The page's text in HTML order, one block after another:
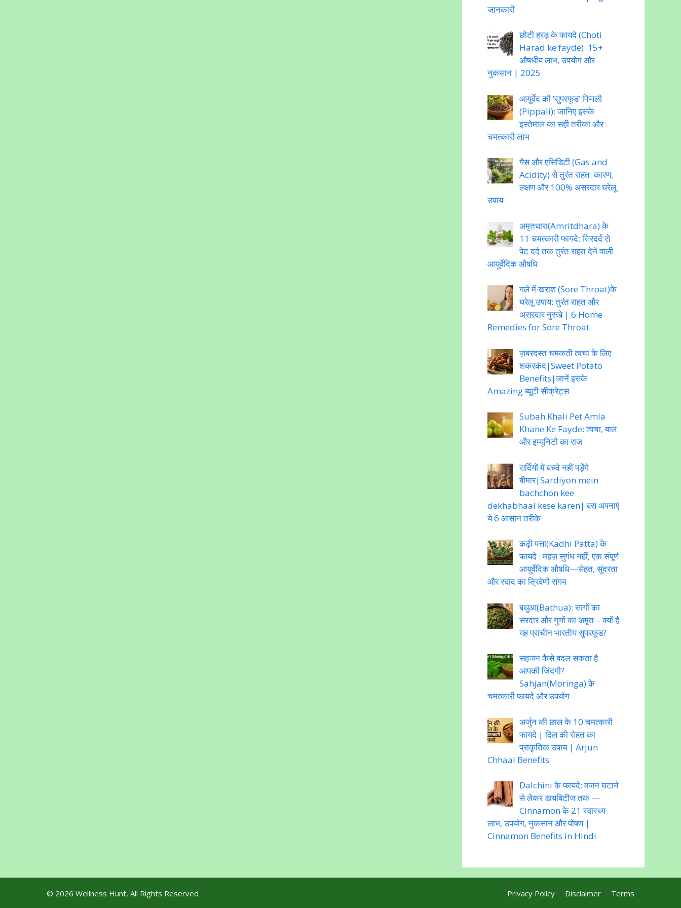
जानकारी
छोटी हरड़ के फायदे (Choti
Harad ke fayde): 15+
औषधीय लाभ, उपयोग और
नुकसान | 2025
आयुर्वेद की ‘सुपरफूड’ पिप्पली
(Pippali): जानिए इसके
इस्तेमाल का सही तरीका और
चमत्कारी लाभ
गैस और एसिडिटी (Gas and
Acidity) से तुरंत राहत: कारण,
लक्षण और 100% असरदार घरेलू
उपाय
अमृतधारा(Amritdhara) के
11 चमत्कारी फायदे: सिरदर्द से
पेट दर्द तक तुरंत राहत देने वाली
आयुर्वेदिक औषधि
गले में खराश (Sore Throat)के
घरेलू उपाय: तुरंत राहत और
असरदार नुस्खे | 6 Home
Remedies for Sore Throat
ज़बरदस्त चमकती त्वचा के लिए
शकरकंद|Sweet Potato
Benefits|जानें इसके
Amazing ब्यूटी सीक्रेट्स
Subah Khali Pet Amla
Khane Ke Fayde: त्वचा, बाल
और इम्यूनिटी का राज
सर्दियों में बच्चे नहीं पड़ेंगे
बीमार|Sardiyon mein
bachchon kee
dekhabhaal kese karen| बस अपनाएं
ये 6 आसान तरीके
कढ़ी पत्ता(Kadhi Patta) के
फायदे : महज़ सुगंध नहीं, एक संपूर्ण
आयुर्वेदिक औषधि—सेहत, सुंदरता
और स्वाद का त्रिवेणी संगम
बथुआ(Bathua): सागों का
सरदार और गुणों का अमृत – क्यों है
यह प्राचीन भारतीय सुपरफूड?
सहजन कैसे बदल सकता है
आपकी जिंदगी?
Sahjan(Moringa) के
चमत्कारी फायदे और उपयोग
अर्जुन की छाल के 10 चमत्कारी
फायदे | दिल की सेहत का
प्राकृतिक उपाय | Arjun
Chhaal Benefits
Dalchini के फायदे: वजन घटाने
से लेकर डायबिटीज तक —
Cinnamon के 21 स्वास्थ्य
लाभ, उपयोग, नुकसान और पोषण |
Cinnamon Benefits in Hindi
Privacy Policy Disclaimer Terms
© 2026 Wellness Hunt, All Rights Reserved